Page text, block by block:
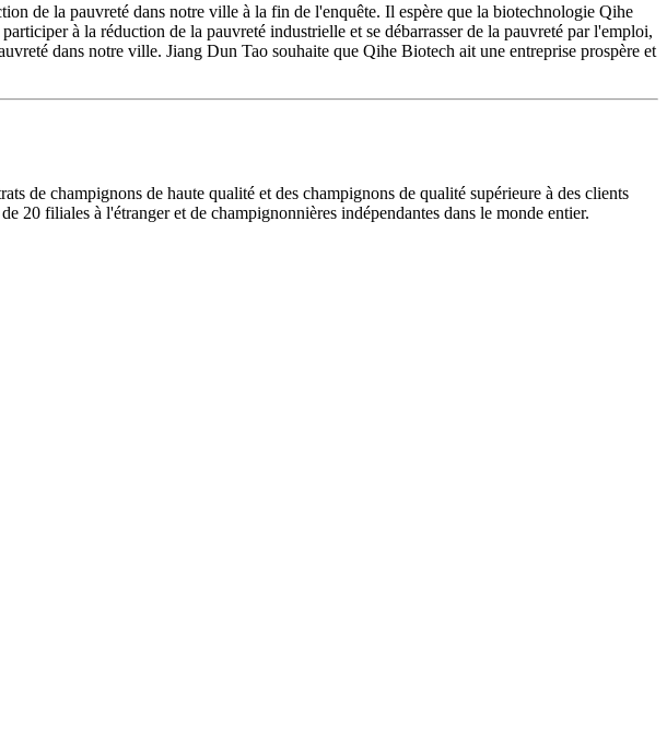
de la pauvreté dans notre ville à la fin de l'enquête. Il espère que la biotechnologie Qihe
à la réduction de la pauvreté industrielle et se débarrasser de la pauvreté par l'emploi,
dans notre ville. Jiang Dun Tao souhaite que Qihe Biotech ait une entreprise prospère et
de champignons de haute qualité et des champignons de qualité supérieure à des clients
20 filiales à l'étranger et de champignonnières indépendantes dans le monde entier.